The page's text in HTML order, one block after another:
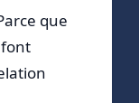
que